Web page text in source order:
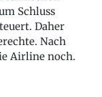
Schluss
Daher
Nach
Airline noch.